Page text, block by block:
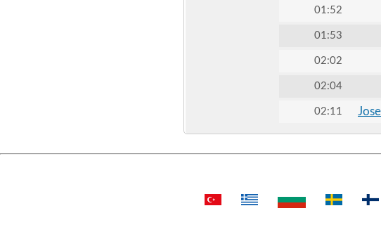
01:52
01:53
02:02
02:04
02:11